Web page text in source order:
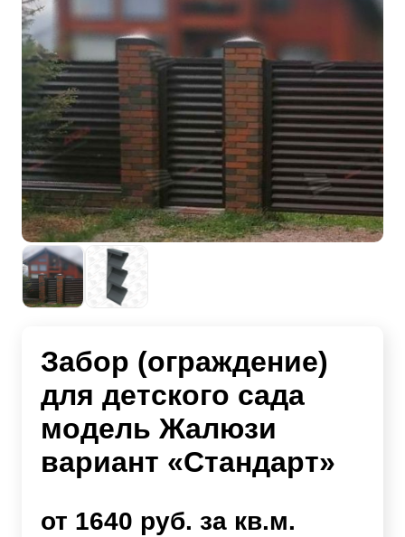
Забор (ограждение)
для детского сада
модель Жалюзи
вариант «Стандарт»
от 1640 руб. за кв.м.